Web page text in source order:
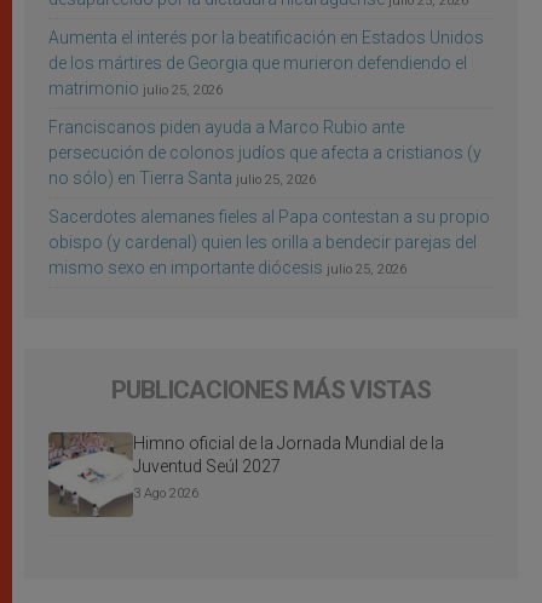
Aumenta el interés por la beatificación en Estados Unidos
de los mártires de Georgia que murieron defendiendo el
matrimonio julio 25, 2026
Franciscanos piden ayuda a Marco Rubio ante
persecución de colonos judíos que afecta a cristianos (y
no sólo) en Tierra Santa julio 25, 2026
Sacerdotes alemanes fieles al Papa contestan a su propio
obispo (y cardenal) quien les orilla a bendecir parejas del
mismo sexo en importante diócesis julio 25, 2026
PUBLICACIONES MÁS VISTAS
Himno oficial de la Jornada Mundial de la
Juventud Seúl 2027
3 Ago 2026